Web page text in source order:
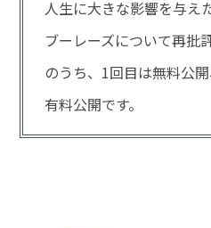
人生に大きな影響を与え
ブーレーズについて再批
のうち、1回目は無料公
有料公開です。